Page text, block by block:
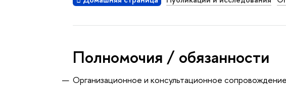
Полномочия / обязанности
Организационное и консультационное